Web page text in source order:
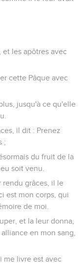
les apôtres avec
cette Pâque avec
jusqu'à ce qu'elle
il dit : Prenez
;
du fruit de la
soit venu.
rendu grâces, il le
est mon corps, qui
de moi.
et la leur donna,
en mon sang,
me livre est avec